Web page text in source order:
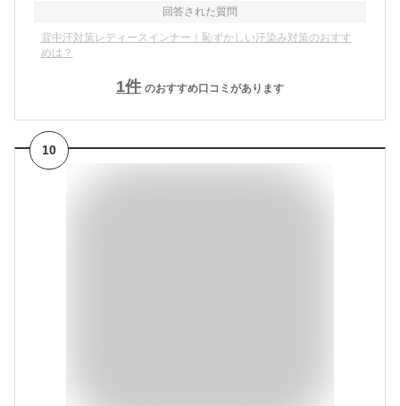
回答された質問
背中汗対策レディースインナー｜恥ずかしい汗染み対策のおすす
めは？
1件 のおすすめ口コミがあります
10